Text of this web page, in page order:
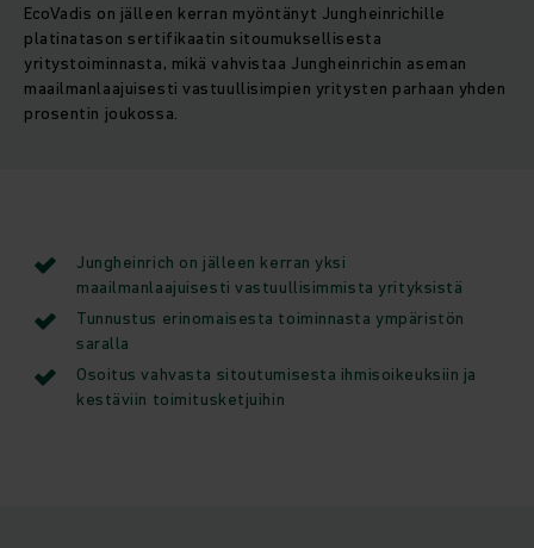
EcoVadis on jälleen kerran myöntänyt Jungheinrichille
platinatason sertifikaatin sitoumuksellisesta
yritystoiminnasta, mikä vahvistaa Jungheinrichin aseman
maailmanlaajuisesti vastuullisimpien yritysten parhaan yhden
prosentin joukossa.
Jungheinrich on jälleen kerran yksi
maailmanlaajuisesti vastuullisimmista yrityksistä
Tunnustus erinomaisesta toiminnasta ympäristön
saralla
Osoitus vahvasta sitoutumisesta ihmisoikeuksiin ja
kestäviin toimitusketjuihin